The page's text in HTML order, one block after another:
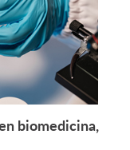
Leer más +
biomedicina,